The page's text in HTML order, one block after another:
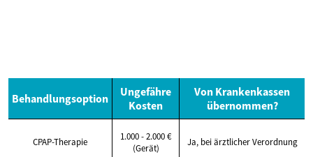
Behandlungsoption
Ungefähre
Kosten
Von Krankenkassen
übernommen?
CPAP-Therapie
1.000 - 2.000 €
(Gerät)
Ja, bei ärztlicher Verordnung